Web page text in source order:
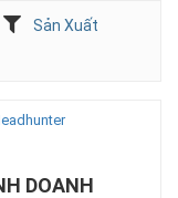
Sản Xuất
DOANH